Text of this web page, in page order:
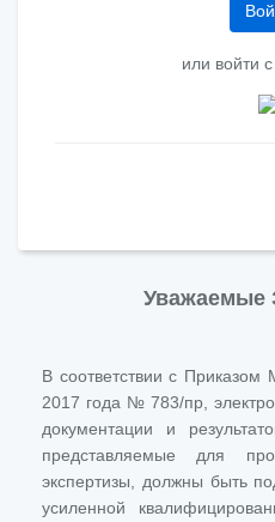
или войти
Уважаемые
В соответствии с
2017 года № 783/пр,
документации и
представляемые для
экспертизы, должны быть
усиленной